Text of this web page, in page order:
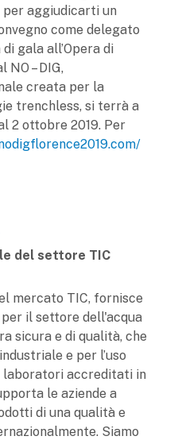
aggiudicarti un
come delegato
gala all’Opera di
– DIG,
creata per la
trenchless, si terrà a
2 ottobre 2019. Per
del settore TIC
mercato TIC, fornisce
il settore dell'acqua
sicura e di qualità, che
e per l’uso
laboratori accreditati in
le aziende a
di una qualità e
Siamo